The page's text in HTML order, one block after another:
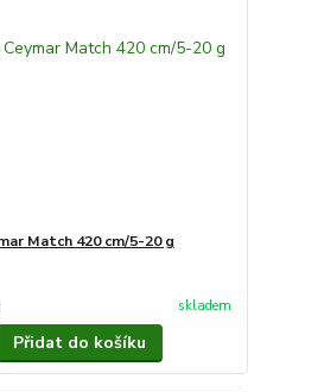
Match 420 cm/5-20 g
skladem
Přidat do košíku